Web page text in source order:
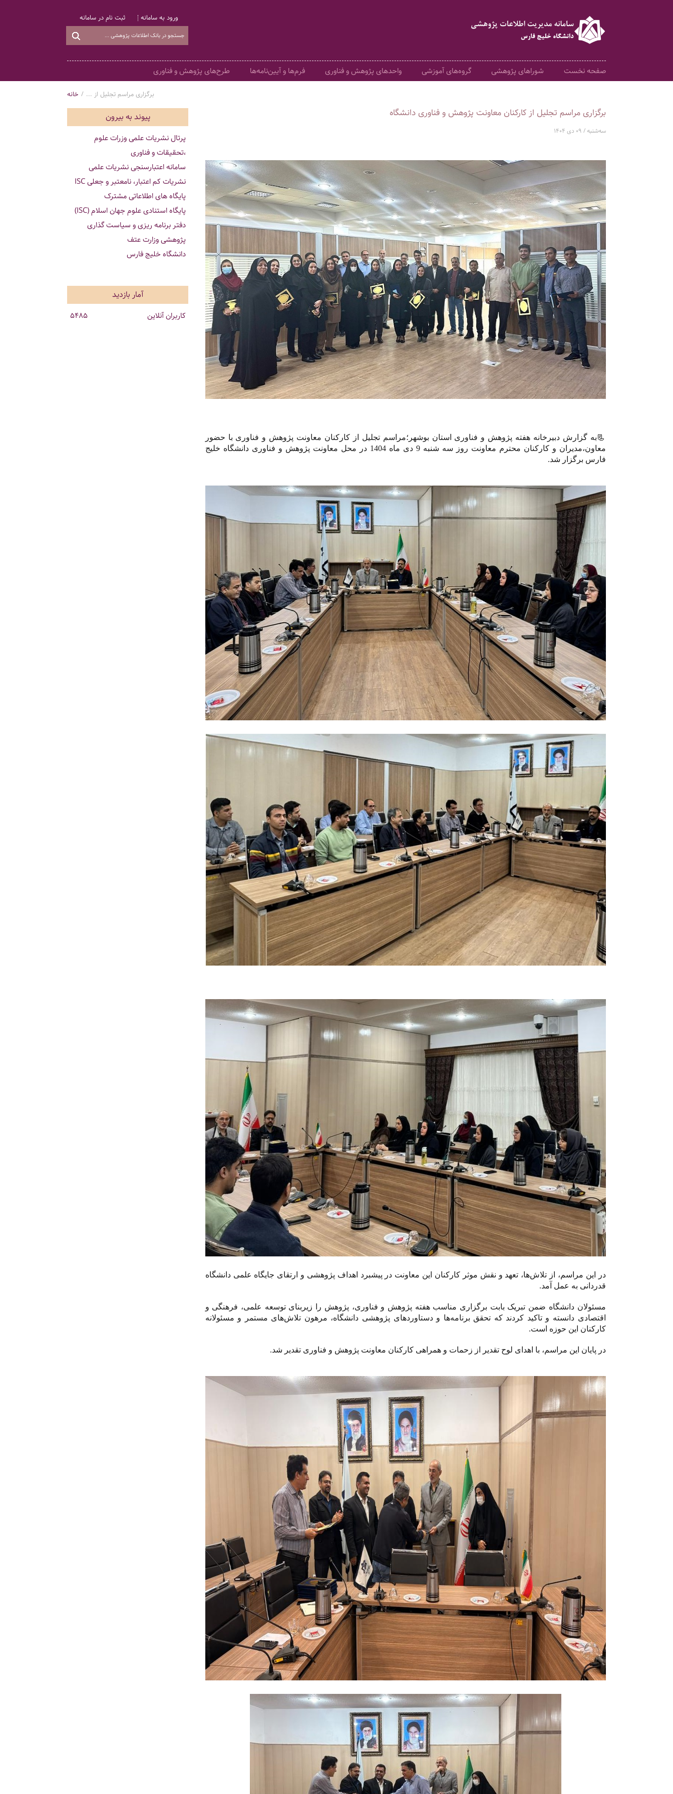
ثبت نام در سامانه ورود به سامانه
صفحه نخست شوراهای پژوهشی گروه‌های آموزشی واحدهای پژوهش و فناوری فرم‌ها و آیین‌نامه‌ها طرح‌های پژوهش و فناوری
خانه / برگزاری مراسم تجلیل از ...
برگزاری مراسم تجلیل از کارکنان معاونت پژوهش و فناوری دانشگاه
سه‌شنبه / 09 دی 1404
📃به گزارش دبیرخانه هفته پژوهش و فناوری استان بوشهر؛مراسم تجلیل از کارکنان معاونت پژوهش و فناوری با حضور
معاون،مدیران و کارکنان محترم معاونت روز سه شنبه 9 دی ماه 1404 در محل معاونت پژوهش و فناوری دانشگاه خلیج
فارس برگزار شد.
در این مراسم، از تلاش‌ها، تعهد و نقش موثر کارکنان این معاونت در پیشبرد اهداف پژوهشی و ارتقای جایگاه علمی دانشگاه
قدردانی به عمل آمد.
مسئولان دانشگاه ضمن تبریک بابت برگزاری مناسب هفته پژوهش و فناوری، پژوهش را زیربنای توسعه علمی، فرهنگی و
اقتصادی دانسته و تاکید کردند که تحقق برنامه‌ها و دستاوردهای پژوهشی دانشگاه، مرهون تلاش‌های مستمر و مسئولانه
کارکنان این حوزه است.
در پایان این مراسم، با اهدای لوح تقدیر از زحمات و همراهی کارکنان معاونت پژوهش و فناوری تقدیر شد.
پیوند به بیرون
پرتال نشریات علمی وزرات علوم
،تحقیقات و فناوری
سامانه اعتبارسنجی نشریات علمی
نشریات کم اعتبار، نامعتبر و جعلی ISC
پایگاه های اطلاعاتی مشترک
پایگاه استنادی علوم جهان اسلام (ISC)
دفتر برنامه ریزی و سیاست گذاری
پژوهشی وزارت عتف
دانشگاه خلیج فارس
آمار بازدید
کاربران آنلاین 5485